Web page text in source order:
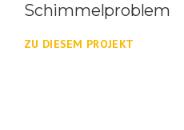
Schimmelproblem
ZU DIESEM PROJEKT